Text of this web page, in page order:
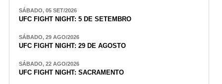
SÁBADO, 05 SET/2026
UFC FIGHT NIGHT: 5 DE SETEMBRO
SÁBADO, 29 AGO/2026
UFC FIGHT NIGHT: 29 DE AGOSTO
SÁBADO, 22 AGO/2026
UFC FIGHT NIGHT: SACRAMENTO